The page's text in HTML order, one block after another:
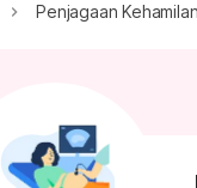
Penjagaan Kehamilan